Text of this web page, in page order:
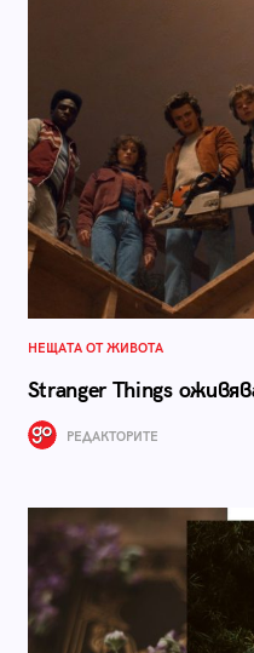
НЕЩАТА ОТ ЖИВОТА
Stranger Things
РЕДАКТОРИТЕ